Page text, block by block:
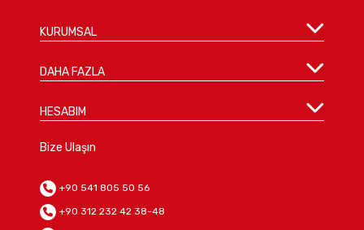
KURUMSAL
DAHA FAZLA
HESABIM
Bize Ulaşın
+90 541 805 50 56
+90 312 232 42 38-48